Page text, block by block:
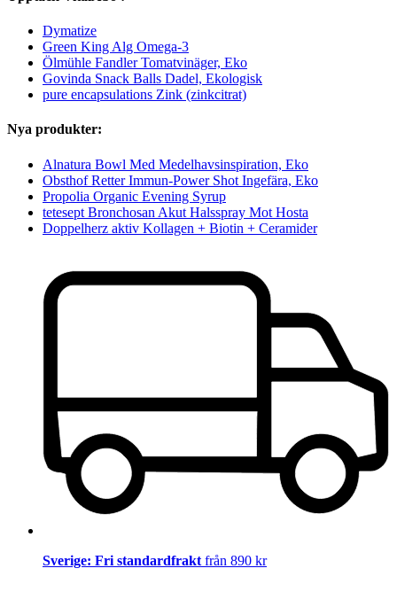
Dymatize
Green King Alg Omega-3
Ölmühle Fandler Tomatvinäger, Eko
Govinda Snack Balls Dadel, Ekologisk
pure encapsulations Zink (zinkcitrat)
Nya produkter:
Alnatura Bowl Med Medelhavsinspiration, Eko
Obsthof Retter Immun-Power Shot Ingefära, Eko
Propolia Organic Evening Syrup
tetesept Bronchosan Akut Halsspray Mot Hosta
Doppelherz aktiv Kollagen + Biotin + Ceramider
Sverige: Fri standardfrakt från 890 kr